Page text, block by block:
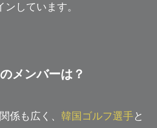
しています。
メンバーは？
係も広く、 韓国ゴルフ選手 と